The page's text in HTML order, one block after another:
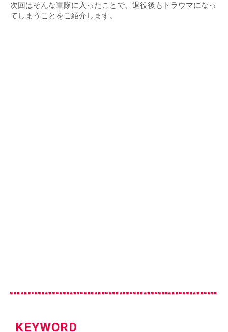
次回はそんな軍隊に入ったことで、退役後もトラウマになっ
てしまうことをご紹介します。
KEYWORD